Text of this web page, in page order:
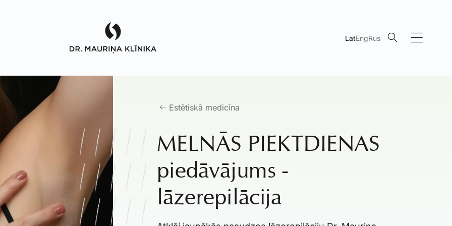
LatEngRus
Estētiskā medicīna
MELNĀS PIEKTDIENAS
piedāvājums -
lāzerepilācija